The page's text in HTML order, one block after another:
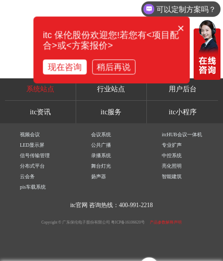
系统站点 行业站点 用户后台
itc资讯 itc服务 itc小程序
视频会议 会议系统
itcHUB会议一体机
LED显示屏
公共广播
专业扩声
信号传输管理
录播系统
中控系统
分布式平台
舞台灯光
亮化照明
云会务
扬声器
智能建筑
pis车载系统
itc官网 咨询热线：400-991-2218
Copyright © 广东保伦电子股份有限公司 粤ICP备16106620号 产品参数解释声明
可以定制方案吗？
×
itc 保伦股份欢迎您!若您有<项目配
合>或<方案报价>
现在咨询 稍后再说